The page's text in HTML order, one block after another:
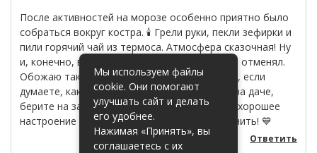
После активностей на морозе особенно приятно было
собраться вокруг костра. 🕯️ Грели руки, пекли зефирки и
пили горячий чай из термоса. Атмосфера сказочная! Ну
и, конечно, вечером игр в настолки никто не отменял.
Обожаю такие семейные посиделки. Так что, если
думаете, как весело провести время зимой на даче,
берите на заметку наши забавы. Главное — хорошее
настроение и готовность немного похулиганить! 💙
Ответить
Мы используем файлы
cookie. Они помогают
улучшать сайт и делать
его удобнее.
Нажимая «Принять», вы
соглашаетесь с их